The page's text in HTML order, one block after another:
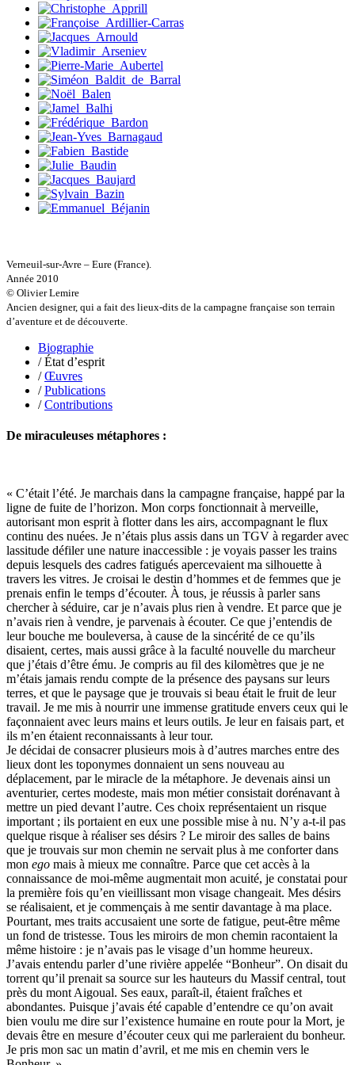
Mittelette Eddie
Monchaud Morgan
Mouginet Xavier
Moullec Christian
Muller Victor
Neyret Pierre
Neyroud Michel
Nicolas Philippe
Niveau Stéphane
Noacco Cristina
Nobili Johanna
Nodet Mariette
Nodet Philippe
Ollivier-Henry Jocelyne
Olmedo Éric
Pavie Auguste
Peltier Julien
Pinchon Emmanuel
Pitiot Michaël
Plane Alice
Poncet Sally
Poncins Gontran de
Poulle Marie-Lazarine
Poussin Alexandre
Quierzy Pauline
Revel Luc de
Ripart Jacqueline
Rizzato Tullio
Rochez Carine
Rondón Analía
Roperch Aurélie
Roux Baptiste
Sablé Erik
Saint-Loup
Salon Olivier
Sapin-Defour Cédric
Sattler Alexandre
Sauquet Michel
Sauve Philippe
Shipton Eric
Sibony Julie
Sokpakbaïev Berdibek
Soleilhavoup François
Squillace Sophie
Stuck Hudson
Sylvestre Françoise
Tardieu Marc
Terrisse Marc
Tesson Sylvain
Thevenet Jacqueline
Touboul Marion
Toumanov Vadim
Trouplin Boris
Troussier Virginie
Tuilier Romain
Tulane Fabrice
Tzapoff Antoine
Ujfalvy-Bourdon Marie de
Urbain Jean-Didier
Valéry Philippe
Valentin Jean-Pierre
Valverde Benjamin
Vayron Isabelle
Vayron Xavier
Vera Siphay
Verneuil-sur-Avre – Eure (France).
Année 2010
© Olivier Lemire
Ancien designer, qui a fait des lieux-dits de la campagne française son terrain
d’aventure et de découverte.
Biographie
/ État d’esprit
/Œuvres
/Publications
/Contributions
De miraculeuses métaphores :
« C’était l’été. Je marchais dans la campagne française, happé par la
ligne de fuite de l’horizon. Mon corps fonctionnait à merveille,
autorisant mon esprit à flotter dans les airs, accompagnant le flux
continu des nuées. Je n’étais plus assis dans un TGV à regarder avec
lassitude défiler une nature inaccessible : je voyais passer les trains
depuis lesquels des cadres fatigués apercevaient ma silhouette à
travers les vitres. Je croisai le destin d’hommes et de femmes que je
prenais enfin le temps d’écouter. À tous, je réussis à parler sans
chercher à séduire, car je n’avais plus rien à vendre. Et parce que je
n’avais rien à vendre, je parvenais à écouter. Ce que j’entendis de
leur bouche me bouleversa, à cause de la sincérité de ce qu’ils
disaient, certes, mais aussi grâce à la faculté nouvelle du marcheur
que j’étais d’être ému. Je compris au fil des kilomètres que je ne
m’étais jamais rendu compte de la présence des paysans sur leurs
terres, et que le paysage que je trouvais si beau était le fruit de leur
travail. Je me mis à nourrir une immense gratitude envers ceux qui le
façonnaient avec leurs mains et leurs outils. Je leur en faisais part, et
ils m’en étaient reconnaissants à leur tour.
Je décidai de consacrer plusieurs mois à d’autres marches entre des
lieux dont les toponymes donnaient un sens nouveau au
déplacement, par le miracle de la métaphore. Je devenais ainsi un
aventurier, certes modeste, mais mon métier consistait dorénavant à
mettre un pied devant l’autre. Ces choix représentaient un risque
important ; ils portaient en eux une possible mise à nu. N’y a-t-il pas
quelque risque à réaliser ses désirs ? Le miroir des salles de bains
que je trouvais sur mon chemin ne servait plus à me conforter dans
mon ego mais à mieux me connaître. Parce que cet accès à la
connaissance de moi-même augmentait mon acuité, je constatai pour
la première fois qu’en vieillissant mon visage changeait. Mes désirs
se réalisaient, et je commençais à me sentir davantage à ma place.
Pourtant, mes traits accusaient une sorte de fatigue, peut-être même
un fond de tristesse. Tous les miroirs de mon chemin racontaient la
même histoire : je n’avais pas le visage d’un homme heureux.
J’avais entendu parler d’une rivière appelée “Bonheur”. On disait du
torrent qu’il prenait sa source sur les hauteurs du Massif central, tout
près du mont Aigoual. Ses eaux, paraît-il, étaient fraîches et
abondantes. Puisque j’avais été capable d’entendre ce qu’on avait
bien voulu me dire sur l’existence humaine en route pour la Mort, je
devais être en mesure d’écouter ceux qui me parleraient du bonheur.
Je pris mon sac un matin d’avril, et me mis en chemin vers le